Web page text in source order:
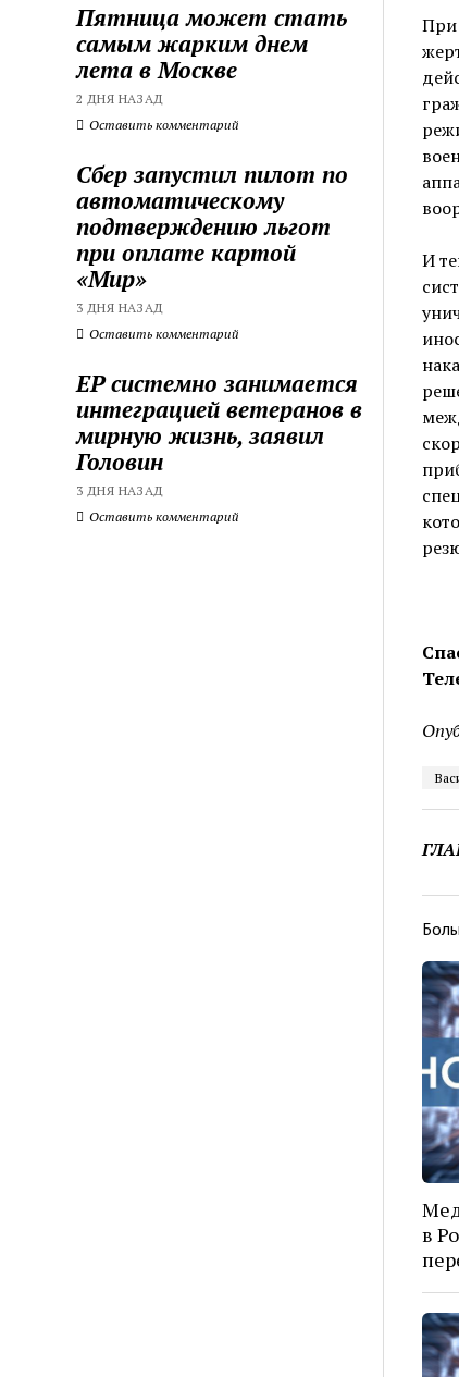
Пятница может стать
самым жарким днем
лета в Москве
2 ДНЯ НАЗАД
Оставить комментарий
Сбер запустил пилот по
автоматическому
подтверждению льгот
при оплате картой
«Мир»
3 ДНЯ НАЗАД
Оставить комментарий
ЕР системно занимается
интеграцией ветеранов в
мирную жизнь, заявил
Головин
3 ДНЯ НАЗАД
Оставить комментарий
При
И
в